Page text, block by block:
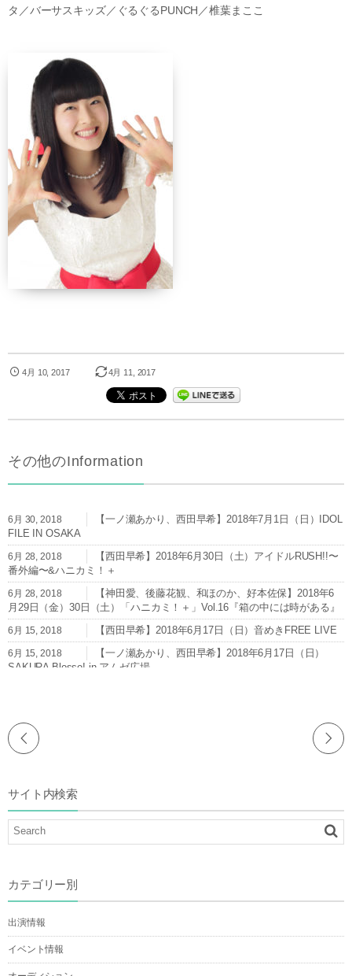
タ／バーサスキッズ／ぐるぐるPUNCH／椎葉まここ
4月 10, 2017 4月 11, 2017
その他のInformation
6月 30, 2018
【一ノ瀬あかり、西田早希】2018年7月1日（日）IDOL
FILE IN OSAKA
6月 28, 2018
【西田早希】2018年6月30日（土）アイドルRUSH!!〜
番外編〜&ハニカミ！＋
6月 28, 2018
【神田愛、後藤花観、和ほのか、好本佐保】2018年6
月29日（金）30日（土）「ハニカミ！＋」Vol.16『箱の中には時がある』
6月 15, 2018 【西田早希】2018年6月17日（日）音めきFREE LIVE
6月 15, 2018
【一ノ瀬あかり、西田早希】2018年6月17日（日）
SAKURA Blosso! in アムゼ広場
祭「666」
6月 1, 2018
【西田早希】2018年6月3日（日）音めきLIVE＠梅田
6月 1, 2018
田Zeela※2部のみ出演
5月 30, 2018
【西田早希】2018年5月31日（木）KOBE IDOL
EGGS!
サイト内検索
カテゴリー別
出演情報
イベント情報